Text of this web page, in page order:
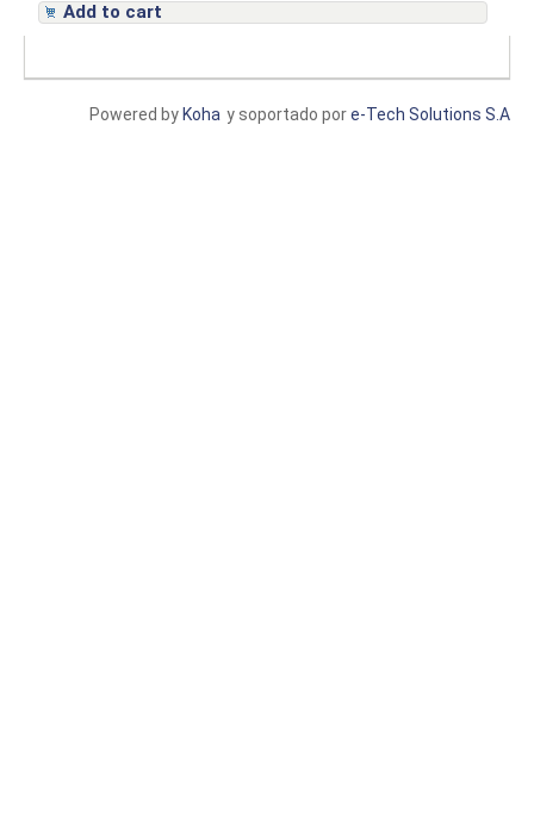
Add to cart
y soportado pore-Tech Solutions S.A
Powered by Koha